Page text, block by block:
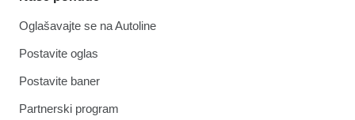
Oglašavajte se na Autoline
Postavite oglas
Postavite baner
Partnerski program